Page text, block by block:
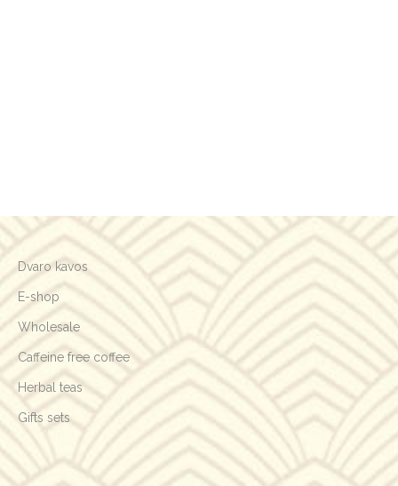
Dvaro kavos
E-shop
Wholesale
Caffeine free coffee
Herbal teas
Gifts sets